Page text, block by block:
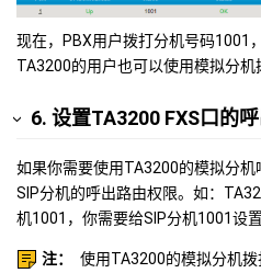
现在，PBX用户拨打分机号码1001
TA3200的用户也可以使用模拟分机
6. 设置TA3200 FXS口的
如果你需要使用TA3200的模拟分
SIP分机的呼出路由权限。如：
机1001，你需要给SIP分机1001设
注：
使用TA3200的模拟分机